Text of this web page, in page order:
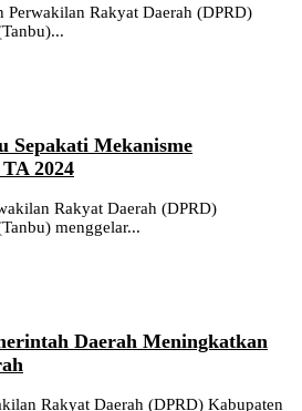
Rakyat Daerah (DPRD)
Sepakati Mekanisme
2024
Rakyat Daerah (DPRD)
menggelar...
Daerah Meningkatkan
Rakyat Daerah (DPRD) Kabupaten